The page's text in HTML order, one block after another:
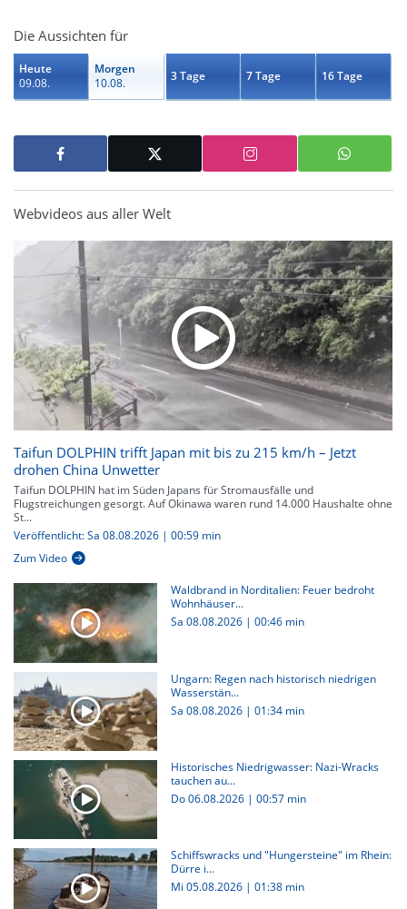
Die Aussichten für
Heute
09.08.
Morgen
10.08.
3 Tage 7 Tage 16 Tage
Webvideos aus aller Welt
Taifun DOLPHIN trifft Japan mit bis zu 215 km/h – Jetzt
drohen China Unwetter
Taifun DOLPHIN hat im Süden Japans für Stromausfälle und
Flugstreichungen gesorgt. Auf Okinawa waren rund 14.000 Haushalte ohne
St...
Veröffentlicht: Sa 08.08.2026 | 00:59 min
Zum Video
Waldbrand in Norditalien: Feuer bedroht
Wohnhäuser...
Sa 08.08.2026 | 00:46 min
Ungarn: Regen nach historisch niedrigen
Wasserstän...
Sa 08.08.2026 | 01:34 min
Historisches Niedrigwasser: Nazi-Wracks
tauchen au...
Do 06.08.2026 | 00:57 min
Schiffswracks und "Hungersteine" im Rhein:
Dürre i...
Mi 05.08.2026 | 01:38 min